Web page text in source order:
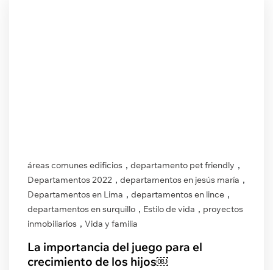
áreas comunes edificios , departamento pet friendly ,
Departamentos 2022 , departamentos en jesús maría ,
Departamentos en Lima , departamentos en lince ,
departamentos en surquillo , Estilo de vida , proyectos
inmobiliarios , Vida y familia
La importancia del juego para el
crecimiento de los hijos￼